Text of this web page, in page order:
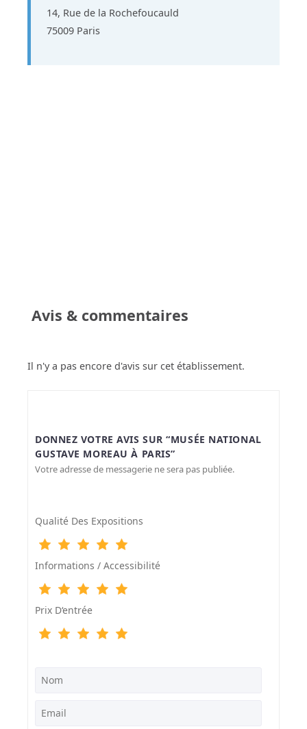
14, Rue de la Rochefoucauld
75009 Paris
Avis & commentaires
Il n'y a pas encore d'avis sur cet établissement.
DONNEZ VOTRE AVIS SUR “MUSÉE NATIONAL
GUSTAVE MOREAU À PARIS”
Votre adresse de messagerie ne sera pas publiée.
Qualité Des Expositions
Informations / Accessibilité
Prix D‘entrée